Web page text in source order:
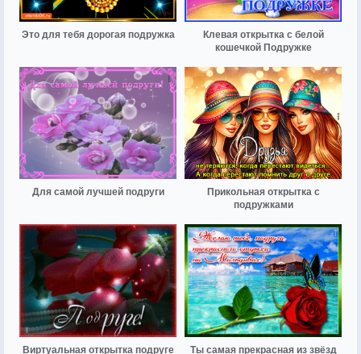
Это для тебя дорогая подружка
Клевая открытка с белой
кошечкой Подружке
Для самой лучшей подруги
Прикольная открытка с
подружками
Виртуальная открытка подруге Ты самая прекрасная из звёзд